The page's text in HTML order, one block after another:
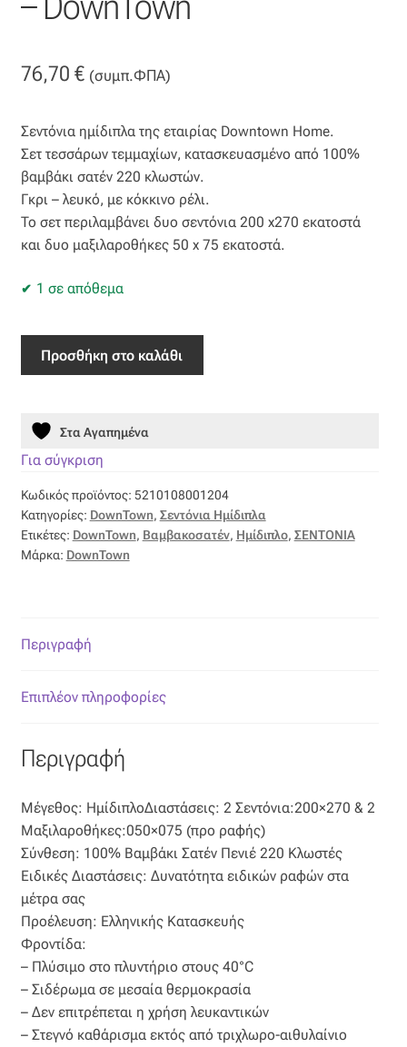
Βαμβακοσατέν
Βελούδο
Βελουτέ
Βουάλ
Γάζα
Δίχτυ
Ζακάρ
Καραβόπανο
Κρεπ
Λονέτα
Μουσελίνα
Οργάντζα διπλή
Οργάντζα με κέντημα
Οργάντζα με ταφτά
Οργάντζα με φλοκ
Οργάντζα μεταξωτή
76,70 € (συμπ.ΦΠΑ)
Σεντόνια ημίδιπλα της εταιρίας Downtown Home.
Σετ τεσσάρων τεμμαχίων, κατασκευασμένο από 100%
βαμβάκι σατέν 220 κλωστών.
Γκρι – λευκό, με κόκκινο ρέλι.
To σετ περιλαμβάνει δυο σεντόνια 200 x270 εκατοστά
και δυο μαξιλαροθήκες 50 x 75 εκατοστά.
1 σε απόθεμα
Σεντόνια
DownTown
Προσθήκη στο καλάθι
Στα Αγαπημένα
Για σύγκριση
Κωδικός προϊόντος: 5210108001204
Κατηγορίες: DownTown, Σεντόνια Ημίδιπλα
Ετικέτες: DownTown, Βαμβακοσατέν, Ημίδιπλο, ΣΕΝΤΟΝΙΑ
Μάρκα: DownTown
Περιγραφή
Επιπλέον πληροφορίες
Περιγραφή
Μέγεθος: ΗμίδιπλοΔιαστάσεις: 2 Σεντόνια:200×270 & 2
Μαξιλαροθήκες:050×075 (προ ραφής)
Σύνθεση: 100% Βαμβάκι Σατέν Πενιέ 220 Κλωστές
Ειδικές Διαστάσεις: Δυνατότητα ειδικών ραφών στα
μέτρα σας
Προέλευση: Ελληνικής Κατασκευής
Φροντίδα:
– Πλύσιμο στο πλυντήριο στους 40°C
– Σιδέρωμα σε μεσαία θερμοκρασία
– Δεν επιτρέπεται η χρήση λευκαντικών
– Στεγνό καθάρισμα εκτός από τριχλωρο-αιθυλαίνιο